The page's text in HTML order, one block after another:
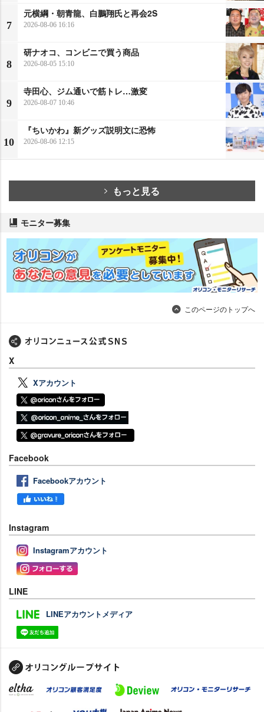
7
元横綱・朝青龍、白鵬翔氏と再会2S
2026-08-06 16:16
8
研ナオコ、コンビニで買う商品
2026-08-05 15:10
9
寺田心、ジム通いで筋トレ…激変
2026-08-07 10:46
10
『ちいかわ』新グッズ説明文に恐怖
2026-08-06 12:15
もっと見る
モニター募集
このページのトップへ
X
Xアカウント
Facebook
Facebookアカウント
Instagram
Instagramアカウント
LINE
LINEアカウントメディア